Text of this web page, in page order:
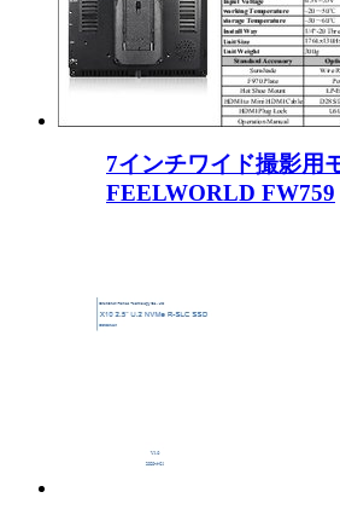
7インチワイド撮影用
FEELWORLD FW759